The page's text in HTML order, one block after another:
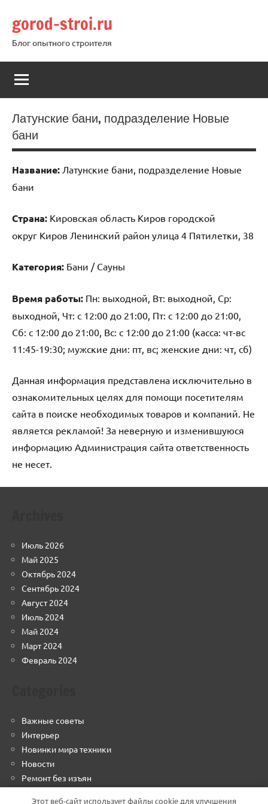
содержимому
gorod-stroi.ru
Блог опытного строителя
Латунские бани, подразделение Новые
бани
Название: Латунские бани, подразделение Новые
бани
Страна: Кировская область Киров городской
округ Киров Ленинский район улица 4 Пятилетки, 38
Категория: Бани / Сауны
Время работы: Пн: выходной, Вт: выходной, Ср:
выходной, Чт: с 12:00 до 21:00, Пт: с 12:00 до 21:00,
Сб: с 12:00 до 21:00, Вс: с 12:00 до 21:00 (касса: чт-вс
11:45-19:30; мужские дни: пт, вс; женские дни: чт, сб)
Данная информация представлена исключительно в
ознакомительных целях для помощи посетителям
сайта в поиске необходимых товаров и компаний. Не
является рекламой! За неверную и изменившуюся
информацию Администрация сайта ответственность
не несет.
Июль 2026
Май 2025
Октябрь 2024
Сентябрь 2024
Август 2024
Июль 2024
Май 2024
Март 2024
Февраль 2024
Важные советы
Интерьер
Новинки мира техники
Новости
Ремонт без изъян
Этот веб-сайт использует файлы cookie для улучшения